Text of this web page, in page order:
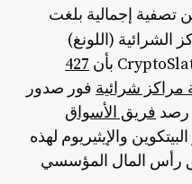
تصفية إجمالية بلغت
الشرائية (اللونغ)
427
شرائية فور صدور
رصد فريق الأسواق
والإيثيريوم لهذه
رأس المال المؤسسي